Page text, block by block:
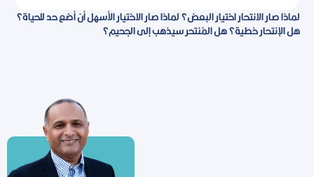
لماذا صار الانتحار اختيار البعض؟ لماذا صار الاختيار الأسهل أن أضع حد للحياة؟
هل الإنتحار خطية؟ هل المُنتحر سيذهب إلى الجحيم؟